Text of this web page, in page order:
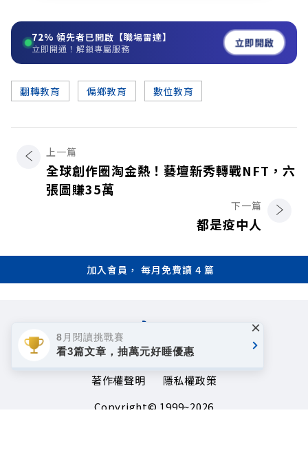
72% 領先者已開啟【職場雷達】
立即開通！解鎖專屬服務 立即開啟
翻轉教育 偏鄉教育 數位教育
上一篇
全球創作圈淘金熱！藝壇新秀轉戰NFT，六
張圖賺35萬
下一篇
都是疫中人
加入會員， 每月免費讀 4 篇
著作權聲明
隱私權政策
Copyright© 1999~2026
8月閱讀挑戰賽
看3篇文章，抽萬元好睡優惠
×